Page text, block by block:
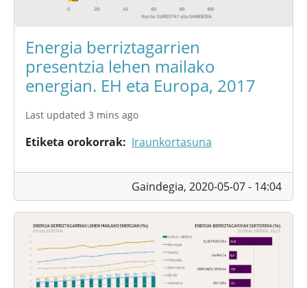
Energia berriztagarrien
presentzia lehen mailako
energian. EH eta Europa, 2017
Last updated 3 mins ago
Etiketa orokorrak Iraunkortasuna
Gaindegia, 2020-05-07 - 14:04